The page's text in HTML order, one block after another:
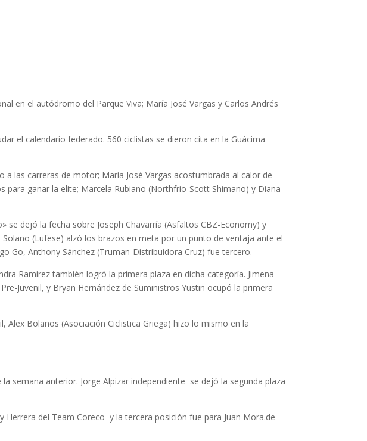
en el autódromo del Parque Viva; María José Vargas y Carlos Andrés
el calendario federado. 560 ciclistas se dieron cita en la Guácima
las carreras de motor; María José Vargas acostumbrada al calor de
para ganar la elite; Marcela Rubiano (Northfrio-Scott Shimano) y Diana
se dejó la fecha sobre Joseph Chavarría (Asfaltos CBZ-Economy) y
(Lufese) alzó los brazos en meta por un punto de ventaja ante el
Go, Anthony Sánchez (Truman-Distribuidora Cruz) fue tercero.
Ramírez también logró la primera plaza en dicha categoría. Jimena
Juvenil, y Bryan Hernández de Suministros Yustin ocupó la primera
Alex Bolaños (Asociación Ciclistica Griega) hizo lo mismo en la
semana anterior. Jorge Alpizar independiente se dejó la segunda plaza
del Team Coreco y la tercera posición fue para Juan Mora.de